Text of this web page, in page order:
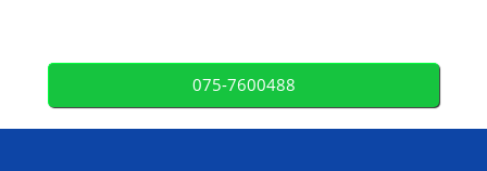
075-7600488